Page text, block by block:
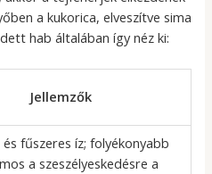
a kukorica, elveszítve sima
hab általában így néz ki:
Jellemzők
és fűszeres íz; folyékonyabb
a szeszélyeskedésre a